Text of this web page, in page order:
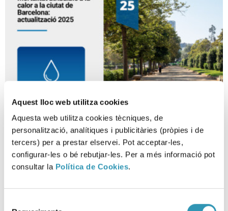
Aquest lloc web utilitza cookies
Aquesta web utilitza cookies tècniques, de
personalització, analítiques i publicitàries (pròpies i de
tercers) per a prestar elservei. Pot acceptar-les,
configurar-les o bé rebutjar-les. Per a més informació pot
consultar la Política de Cookies.
Mortalitat per calor a Barcelona
2025
23-02-2026